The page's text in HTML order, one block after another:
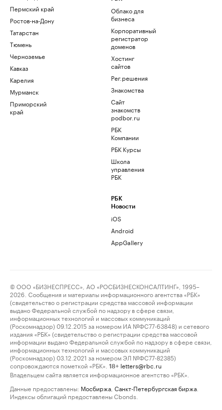
Пермский край
Ростов-на-Дону
Татарстан
Тюмень
Черноземье
Кавказ
Карелия
Мурманск
Приморский
край
Облако для
бизнеса
Корпоративный
регистратор
доменов
Хостинг
сайтов
Рег.решения
Знакомства
Сайт
знакомств
podbor.ru
РБК
Компании
РБК Курсы
Школа
управления
РБК
РБК
Новости
iOS
Android
AppGallery
© ООО «БИЗНЕСПРЕСС», АО «РОСБИЗНЕСКОНСАЛТИНГ», 1995–
2026. Сообщения и материалы информационного агентства «РБК»
(свидетельство о регистрации средства массовой информации
выдано Федеральной службой по надзору в сфере связи,
информационных технологий и массовых коммуникаций
(Роскомнадзор) 09.12.2015 за номером ИА №ФС77-63848) и сетевого
издания «РБК» (свидетельство о регистрации средства массовой
информации выдано Федеральной службой по надзору в сфере связи,
информационных технологий и массовых коммуникаций
(Роскомнадзор) 03.12.2021 за номером ЭЛ №ФС77-82385)
сопровождаются пометкой «РБК».
18+ letters@rbc.ru
Владельцем сайта является информационное агентство «РБК».
Данные предоставлены: Мосбиржа Санкт-Петербургская биржа
Индексы облигаций предоставлены Cbonds.